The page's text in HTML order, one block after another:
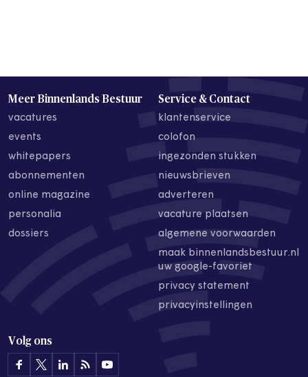
Meer Binnenlands Bestuur
vacatures
events
whitepapers
abonnementen
online magazine
personalia
dossiers
Service & Contact
klantenservice
colofon
ingezonden stukken
nieuwsbrieven
adverteren
vacature plaatsen
algemene voorwaarden
maak binnenlandsbestuur.nl
uw google-favoriet
privacy statement
privacyinstellingen
Volg ons